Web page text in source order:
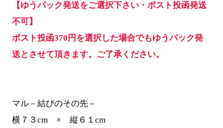
【ゆうパック発送をご選択下さい・ポスト投函発送
不可】
ポスト投函370円を選択した場合でもゆうパック発
送とさせて頂きます。ご了承ください。
マル – 結びのその先 –
横７３cm × 縦６１cm